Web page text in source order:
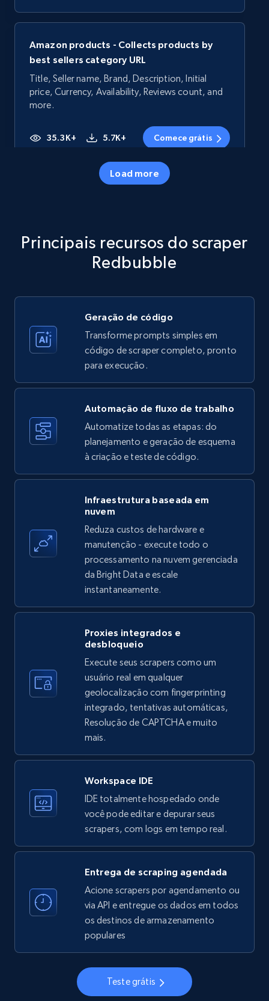
Amazon products - Collects products by
best sellers category URL
Title, Seller name, Brand, Description, Initial
price, Currency, Availability, Reviews count, and
more.
35.3K+ 5.7K+ Comece grátis
price, Currency, Availability, Reviews count, and
Amazon products - Collects products by
specific keywords
Title, Seller name, Brand, Description, Initial
35.3K+ 5.7K+ Comece grátis
Amazon products - find products by using
upc numbers
Title, Seller name, Brand, Description, Initial
price, Currency, Availability, Reviews count, and
more.
5.7K+ Comece grátis
LinkedIn company information
ID, Name, Country code, Locations, Followers,
Employees in linkedin, About, Specialties, and
more.
3.5K+ Comece grátis
Instagram - Profiles
Account, Fbid, ID, Followers, Posts count, Is
business account, Is professional account, Is
verified, and more.
Instagram - Profiles - Collect profile
information by user name
business account, Is professional account, Is
verified, and more.
Load more
Principais recursos do scraper
Redbubble
Geração de código
Transforme prompts simples em
código de scraper completo, pronto
para execução.
Automação de fluxo de trabalho
Automatize todas as etapas: do
planejamento e geração de esquema
à criação e teste de código.
Infraestrutura baseada em
nuvem
Reduza custos de hardware e
manutenção - execute todo o
processamento na nuvem gerenciada
da Bright Data e escale
instantaneamente.
Proxies integrados e
desbloqueio
Execute seus scrapers como um
usuário real em qualquer
geolocalização com fingerprinting
integrado, tentativas automáticas,
Resolução de CAPTCHA e muito
mais.
Workspace IDE
IDE totalmente hospedado onde
você pode editar e depurar seus
scrapers, com logs em tempo real.
Entrega de scraping agendada
Acione scrapers por agendamento ou
via API e entregue os dados em todos
os destinos de armazenamento
populares
Teste grátis